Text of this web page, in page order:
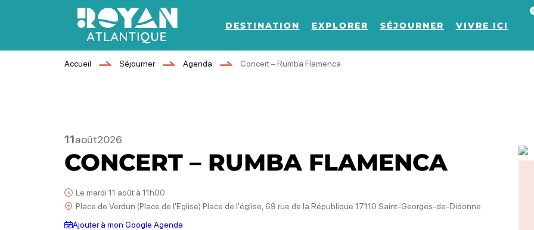
Royan Atlantique
DESTINATION EXPLORER SÉJOURNER VIVRE ICI
Accueil Séjourner Agenda Concert – Rumba Flamenca
11août2026
CONCERT – RUMBA FLAMENCA
Le mardi 11 août à 11h00
Place de Verdun (Place de l'Eglise) Place de l'église, 69 rue de la République 17110 Saint-Georges-de-Didonne
Ajouter à mon Google Agenda